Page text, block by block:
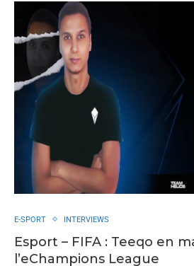
E-SPORT INTERVIEWS
Esport – FIFA : Teeqo en
l’eChampions League